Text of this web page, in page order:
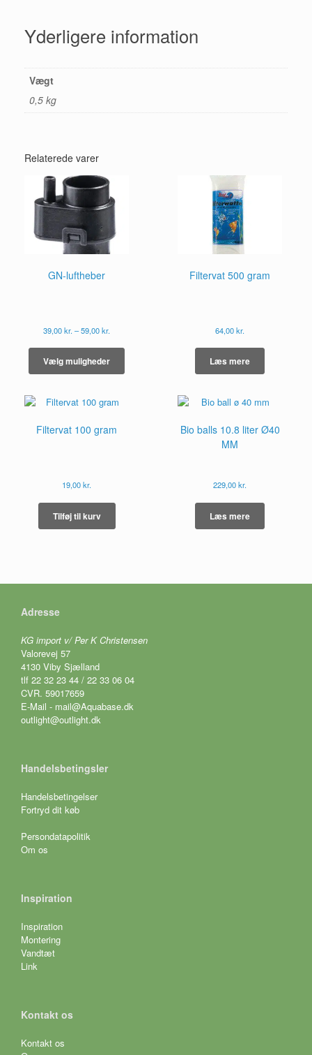
Yderligere information
Vægt
0,5 kg
Relaterede varer
GN-luftheber
39,00kr. –59,00kr.
59,00 kr.
Vælg muligheder
Dette
har
Filtervat 500 gram
64,00kr.
Læs mere
Filtervat 100 gram
19,00kr.
Tilføj til kurv
Bio balls 10.8 liter Ø40
MM
229,00kr.
Læs mere
Adresse
KG import v/ Per K Christensen
Valorevej 57
4130 Viby Sjælland
tlf 22 32 23 44 / 22 33 06 04
CVR. 59017659
E-Mail - mail@Aquabase.dk
outlight@outlight.dk
Handelsbetingsler
Handelsbetingelser
Fortryd dit køb
Persondatapolitik
Om os
Inspiration
Inspiration
Montering
Vandtæt
Link
Kontakt os
Kontakt os